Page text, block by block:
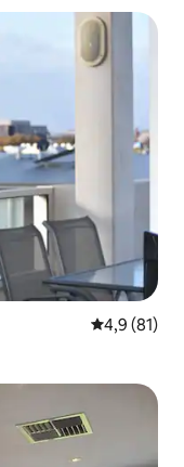
4,9 de uma
4,9 (81)